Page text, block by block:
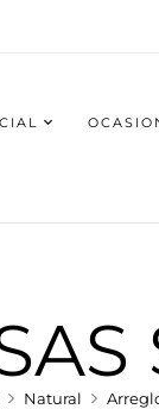
Natural